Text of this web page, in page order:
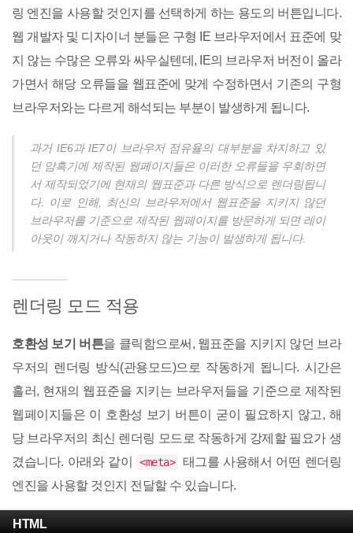
링 엔진을 사용할 것인지를 선택하게 하는 용도의 버튼입니다.
웹 개발자 및 디자이너 분들은 구형 IE 브라우저에서 표준에 맞
지 않는 수많은 오류와 싸우실텐데, IE의 브라우저 버전이 올라
가면서 해당 오류들을 웹표준에 맞게 수정하면서 기존의 구형
브라우저와는 다르게 해석되는 부분이 발생하게 됩니다.
과거 IE6과 IE7이 브라우저 점유율의 대부분을 차지하고 있
던 암흑기에 제작된 웹페이지들은 이러한 오류들을 우회하면
서 제작되었기에 현재의 웹표준과 다른 방식으로 렌더링됩니
다. 이로 인해, 최신의 브라우저에서 웹표준을 지키지 않던
브라우저를 기준으로 제작된 웹페이지를 방문하게 되면 레이
아웃이 깨지거나 작동하지 않는 기능이 발생하게 됩니다.
렌더링 모드 적용
호환성 보기 버튼을 클릭함으로써, 웹표준을 지키지 않던 브라
우저의 렌더링 방식(관용모드)으로 작동하게 됩니다. 시간은
흘러, 현재의 웹표준을 지키는 브라우저들을 기준으로 제작된
웹페이지들은 이 호환성 보기 버튼이 굳이 필요하지 않고, 해
당 브라우저의 최신 렌더링 모드로 작동하게 강제할 필요가 생
겼습니다. 아래와 같이
<meta> 태그를 사용해서 어떤 렌더링
엔진을 사용할 것인지 전달할 수 있습니다.
HTML